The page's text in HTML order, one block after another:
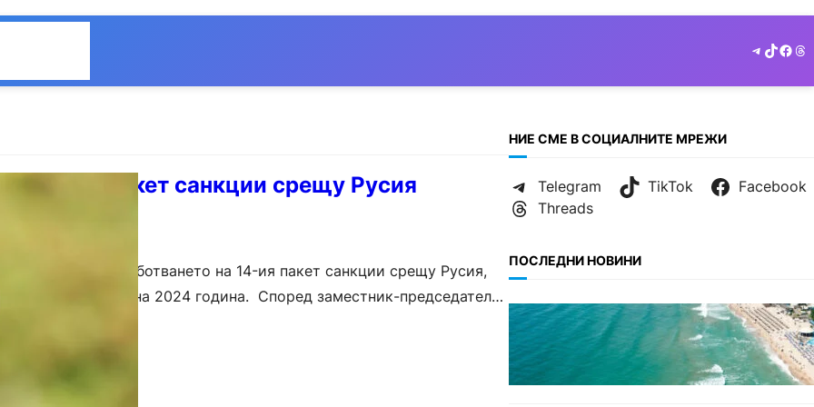
Telegram
TikTok
14-ия пакет санкции срещу Русия
с разработването на 14-ия пакет санкции срещу Русия,
приет до лятото на 2024 година. Според заместник-председателя
Валдис Домбровскис…
НИЕ СМЕ В СОЦИАЛНИТЕ МРЕЖИ
Telegram TikTok
Facebook
Threads
ПОСЛЕДНИ НОВИНИ
ИКОНОМИКА
Интерактивна карта показва
всички водни бази по
Черноморието